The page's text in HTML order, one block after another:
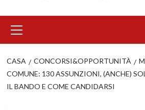
principale
CASA CONCORSI&OPPORTUNITÀ
COMUNE: 130 ASSUNZIONI, (ANCHE)
IL BANDO E COME CANDIDARSI